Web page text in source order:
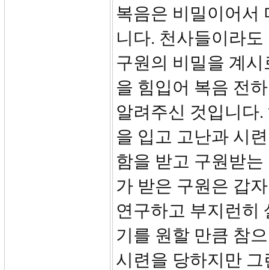
복음은 비밀이어서
니다. 천사들이라
구원의 비밀을 계
을 힘입어 복음 전
알려주신 것입니다
을 입고 고난과 시
함을 받고 구원받
가 받은 구원은 갑
연구하고 부지런히
기를 원할 만큼 참
시련을 당하지만